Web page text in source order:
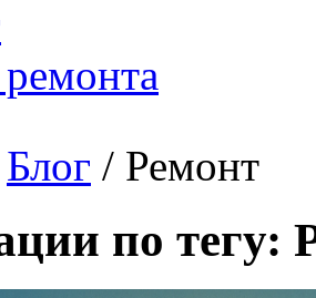
Блог / Ремонт
по тегу: